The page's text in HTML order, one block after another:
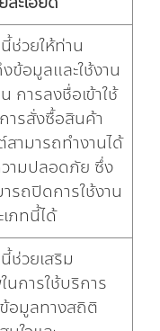
ช่วยให้ท่าน
ข้อมูลและใช้งาน
การลงชื่อเข้าใช้
ารสั่งซื้อสินค้า
สามารถทำงานได้
ามปลอดภัย ซึ่ง
รถปิดการใช้งาน
ภทนี้ได้
ช่วยเสริม
นการใช้บริการ
อมูลทางสถิติ